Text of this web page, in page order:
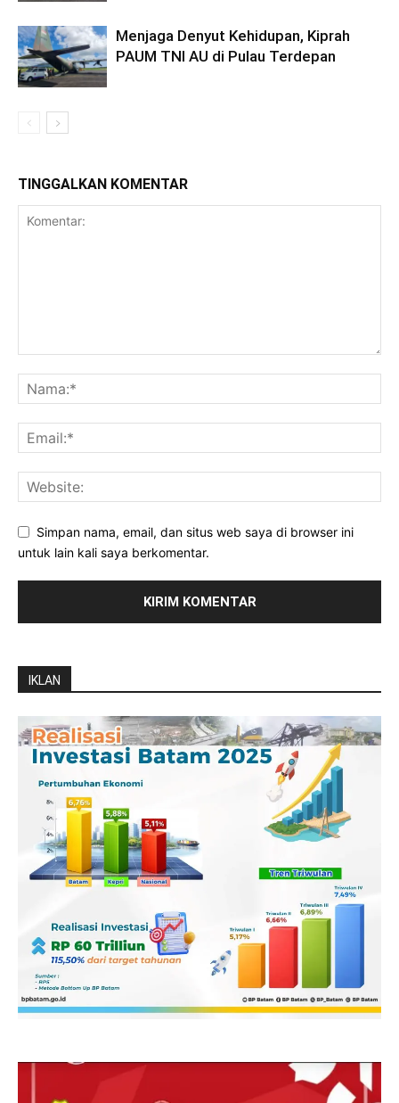
Menjaga Denyut Kehidupan, Kiprah
PAUM TNI AU di Pulau Terdepan
TINGGALKAN KOMENTAR
Simpan nama, email, dan situs web saya di browser ini
untuk lain kali saya berkomentar.
IKLAN